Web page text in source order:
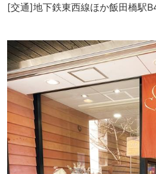
[交通]地下鉄東西線ほか飯田橋駅